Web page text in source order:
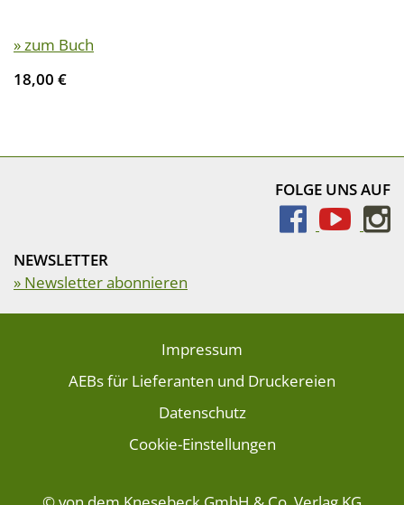
» zum Buch
18,00 €
FOLGE UNS AUF
NEWSLETTER
» Newsletter abonnieren
Impressum
AEBs für Lieferanten und Druckereien
Datenschutz
Cookie-Einstellungen